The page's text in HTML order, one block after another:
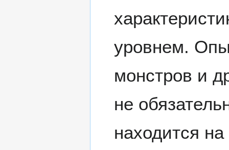
уровнем.
монстров и
не
находится